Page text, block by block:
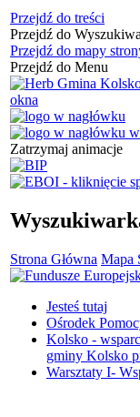
Przejdź do treści
Przejdź do
Przejdź do mapy
Przejdź do Menu
Zatrzymaj animacje
Strona Główna Mapa
Jesteś tutaj
Ośrodek
Kolsko -
gminy Kolsko
Warsztaty I-